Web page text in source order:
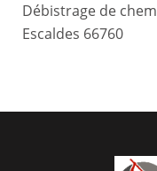
Débistrage de
Escaldes 66760